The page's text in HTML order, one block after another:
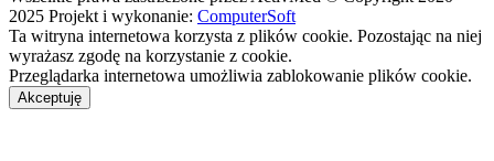
2025 Projekt i wykonanie: ComputerSoft
Ta witryna internetowa korzysta z plików cookie. Pozostając na niej
wyrażasz zgodę na korzystanie z cookie.
Przeglądarka internetowa umożliwia zablokowanie plików cookie.
Akceptuję